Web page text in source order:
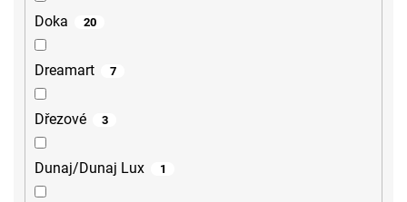
Doka 20
Dreamart 7
Dřezové 3
Dunaj/Dunaj Lux 1